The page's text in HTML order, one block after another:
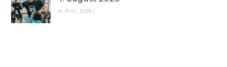
6. AUG. 2026 /